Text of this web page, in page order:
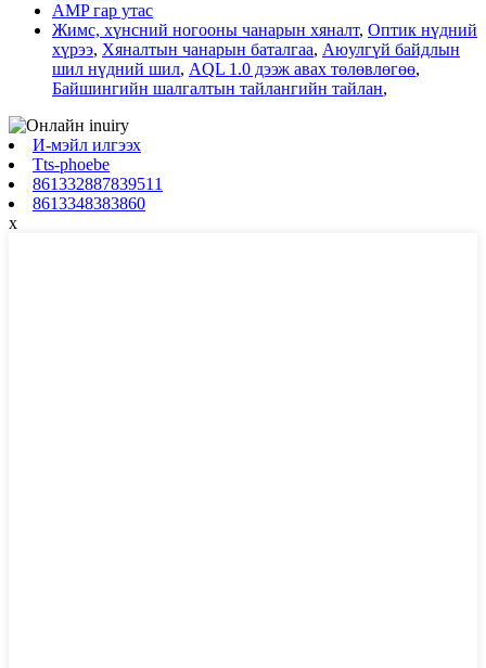
AMP гар утас
Жимс, хүнсний ногооны чанарын хяналт, Оптик нүдний
хүрээ, Хяналтын чанарын баталгаа, Аюулгүй байдлын
шил нүдний шил, AQL 1.0 дээж авах төлөвлөгөө,
Байшингийн шалгалтын тайлангийн тайлан,
И-мэйл илгээх
Tts-phoebe
861332887839511
8613348383860
x